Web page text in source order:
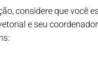
considere que você
e seu